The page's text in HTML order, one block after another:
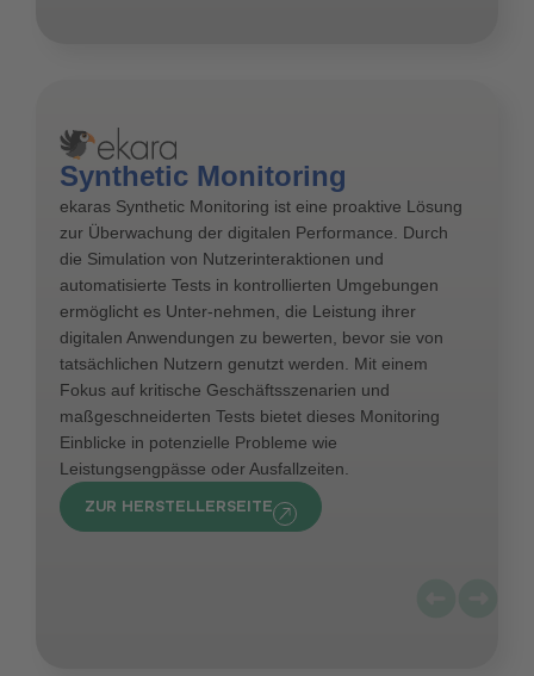
Synthetic Monitoring
ekaras Synthetic Monitoring ist eine proaktive Lösung
zur Überwachung der digitalen Performance. Durch
die Simulation von Nutzerinteraktionen und
automatisierte Tests in kontrollierten Umgebungen
ermöglicht es Unter-nehmen, die Leistung ihrer
digitalen Anwendungen zu bewerten, bevor sie von
tatsächlichen Nutzern genutzt werden. Mit einem
Fokus auf kritische Geschäftsszenarien und
maßgeschneiderten Tests bietet dieses Monitoring
Einblicke in potenzielle Probleme wie
Leistungsengpässe oder Ausfallzeiten.
ZUR HERSTELLERSEITE